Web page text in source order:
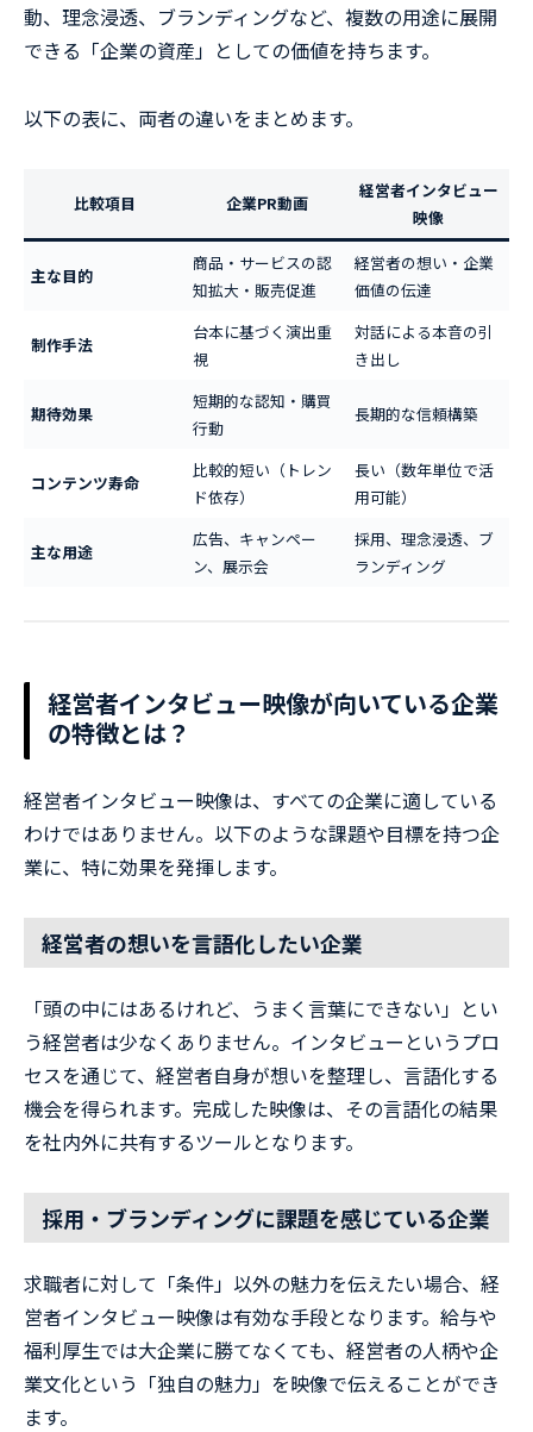
動、理念浸透、ブランディングなど、複数の用途に展開
できる「企業の資産」としての価値を持ちます。
以下の表に、両者の違いをまとめます。
比較項目 企業PR動画
経営者インタビュー
映像
主な目的
商品・サービスの認
知拡大・販売促進
経営者の想い・企業
価値の伝達
制作手法
台本に基づく演出重
視
対話による本音の引
き出し
期待効果
短期的な認知・購買
行動
長期的な信頼構築
コンテンツ寿命
比較的短い（トレン
ド依存）
長い（数年単位で活
用可能）
主な用途
広告、キャンペー
ン、展示会
採用、理念浸透、ブ
ランディング
経営者インタビュー映像が向いている企業
の特徴とは？
経営者インタビュー映像は、すべての企業に適している
わけではありません。以下のような課題や目標を持つ企
業に、特に効果を発揮します。
経営者の想いを言語化したい企業
「頭の中にはあるけれど、うまく言葉にできない」とい
う経営者は少なくありません。インタビューというプロ
セスを通じて、経営者自身が想いを整理し、言語化する
機会を得られます。完成した映像は、その言語化の結果
を社内外に共有するツールとなります。
採用・ブランディングに課題を感じている企業
求職者に対して「条件」以外の魅力を伝えたい場合、経
営者インタビュー映像は有効な手段となります。給与や
福利厚生では大企業に勝てなくても、経営者の人柄や企
業文化という「独自の魅力」を映像で伝えることができ
ます。